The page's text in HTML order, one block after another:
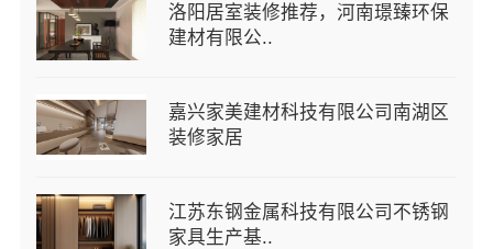
洛阳居室装修推荐，河南璟臻环保
建材有限公..
嘉兴家美建材科技有限公司南湖区
装修家居
江苏东钢金属科技有限公司不锈钢
家具生产基..